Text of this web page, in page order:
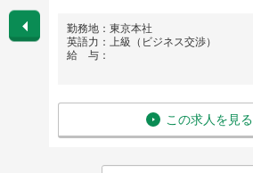
勤務地：東京本社
英語力：上級（ビジネス交渉）
給 与：
この求人を見る